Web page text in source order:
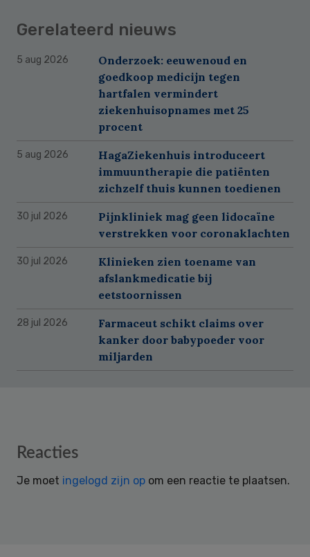
Gerelateerd nieuws
5 aug 2026
Onderzoek: eeuwenoud en
goedkoop medicijn tegen
hartfalen vermindert
ziekenhuisopnames met 25
procent
5 aug 2026
HagaZiekenhuis introduceert
immuuntherapie die patiënten
zichzelf thuis kunnen toedienen
30 jul 2026
Pijnkliniek mag geen lidocaïne
verstrekken voor coronaklachten
30 jul 2026
Klinieken zien toename van
afslankmedicatie bij
eetstoornissen
28 jul 2026
Farmaceut schikt claims over
kanker door babypoeder voor
miljarden
Reader
Reacties
Je moet ingelogd zijn op om een reactie te plaatsen.